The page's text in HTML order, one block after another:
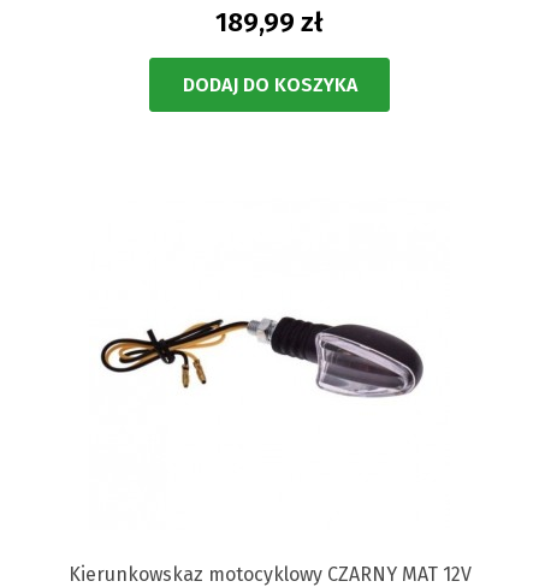
189,99 zł
DODAJ DO KOSZYKA
Kierunkowskaz motocyklowy CZARNY MAT 12V